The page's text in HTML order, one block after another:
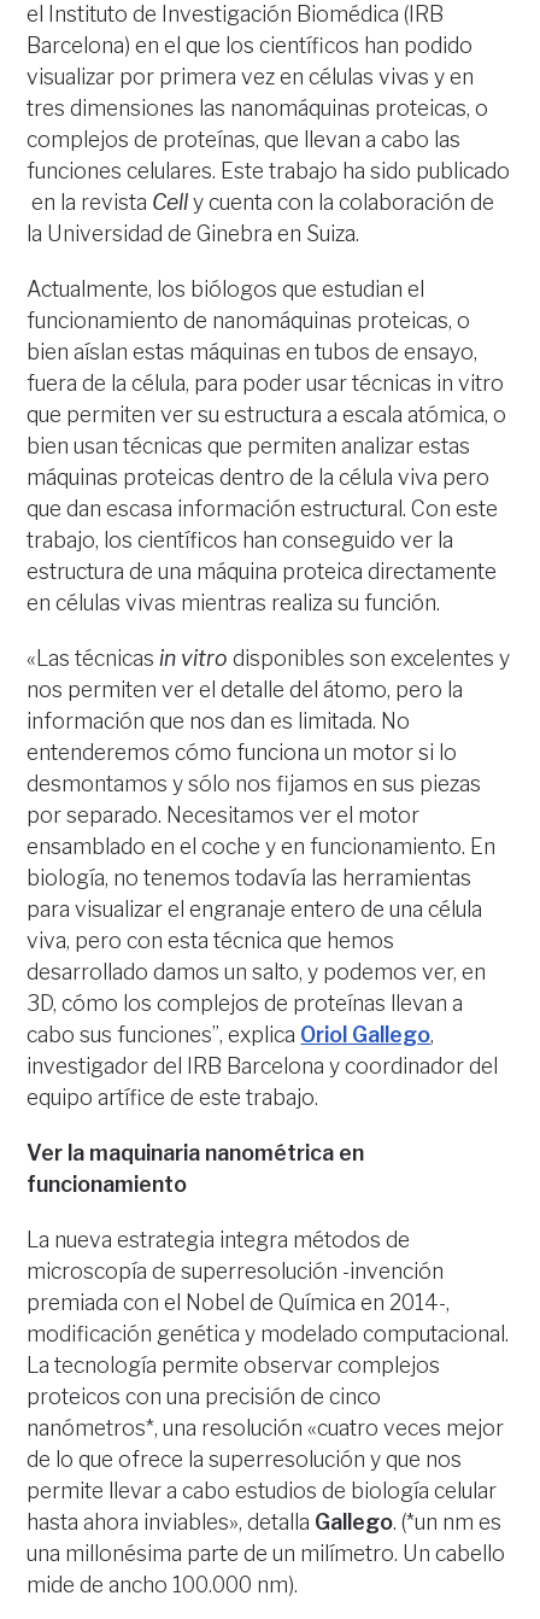
el Instituto de Investigación Biomédica (IRB
Barcelona) en el que los científicos han podido
visualizar por primera vez en células vivas y en
tres dimensiones las nanomáquinas proteicas, o
complejos de proteínas, que llevan a cabo las
funciones celulares. Este trabajo ha sido publicado
en la revista Celly cuenta con la colaboración de
la Universidad de Ginebra en Suiza.
Actualmente, los biólogos que estudian el
funcionamiento de nanomáquinas proteicas, o
bien aíslan estas máquinas en tubos de ensayo,
fuera de la célula, para poder usar técnicas in vitro
que permiten ver su estructura a escala atómica, o
bien usan técnicas que permiten analizar estas
máquinas proteicas dentro de la célula viva pero
que dan escasa información estructural. Con este
trabajo, los científicos han conseguido ver la
estructura de una máquina proteica directamente
en células vivas mientras realiza su función.
«Las técnicasin vitro disponibles son excelentes y
nos permiten ver el detalle del átomo, pero la
información que nos dan es limitada. No
entenderemos cómo funciona un motor si lo
desmontamos y sólo nos fijamos en sus piezas
por separado. Necesitamos ver el motor
ensamblado en el coche y en funcionamiento. En
biología, no tenemos todavía las herramientas
para visualizar el engranaje entero de una célula
viva, pero con esta técnica que hemos
desarrollado damos un salto, y podemos ver, en
3D, cómo los complejos de proteínas llevan a
cabo sus funciones”, explica Oriol Gallego,
investigador del IRB Barcelona y coordinador del
equipo artífice de este trabajo.
Ver la maquinaria nanométrica en
funcionamiento
La nueva estrategia integra métodos de
microscopía de superresolución -invención
premiada con el Nobel de Química en 2014-,
modificación genética y modelado computacional.
La tecnología permite observar complejos
proteicos con una precisión de cinco
nanómetros*, una resolución «cuatro veces mejor
de lo que ofrece la superresolución y que nos
permite llevar a cabo estudios de biología celular
hasta ahora inviables», detalla Gallego. (*un nm es
una millonésima parte de un milímetro. Un cabello
mide de ancho 100.000 nm).